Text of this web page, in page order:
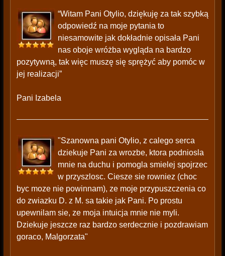
“Witam Pani Otylio, dziękuję za tak szybką
odpowiedź na moje pytania to
niesamowite jak dokładnie opisała Pani
nas oboje wróżba wygląda na bardzo
pozytywną, tak więc muszę się sprężyć aby pomóc w
jej realizacji”
Pani Izabela
"Szanowna pani Otylio, z calego serca
dziekuje Pani za wrozbe, ktora podniosla
mnie na duchu i pomogla smielej spojrzec
w przyszlosc. Ciesze sie rowniez (choc
byc moze nie powinnam), ze moje przypuszczenia co
do zwiazku D. z M. sa takie jak Pani. Po prostu
upewnilam sie, ze moja intuicja mnie nie myli.
Dziekuje jeszcze raz bardzo serdecznie i pozdrawiam
goraco, Malgorzata"